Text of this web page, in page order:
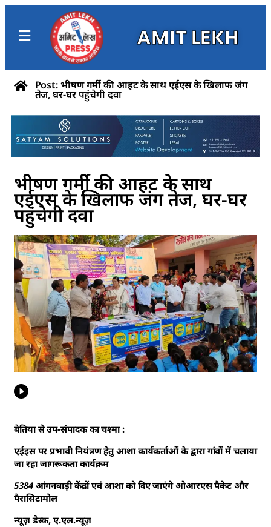
AMIT LEKH
Post: भीषण गर्मी की आहट के साथ एईएस के खिलाफ जंग
तेज, घर-घर पहुंचेगी दवा
भीषण गर्मी की आहट के साथ
एईएस के खिलाफ जंग तेज, घर-घर
पहुंचेगी दवा
बेतिया से उप-संपादक का चश्मा :
एईइस पर प्रभावी नियंत्रण हेतु आशा कार्यकर्ताओं के द्वारा गांवों में चलाया
जा रहा जागरूकता कार्यक्रम
5384 आंगनबाड़ी केंद्रों एवं आशा को दिए जाएंगे ओआरएस पैकेट और
पैरासिटामोल
न्यूज़ डेस्क, ए.एल.न्यूज़